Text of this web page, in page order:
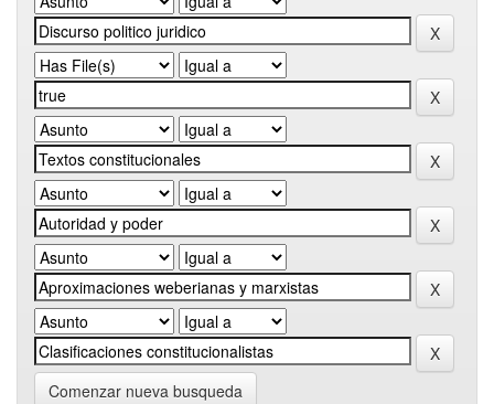
Comenzar nueva busqueda